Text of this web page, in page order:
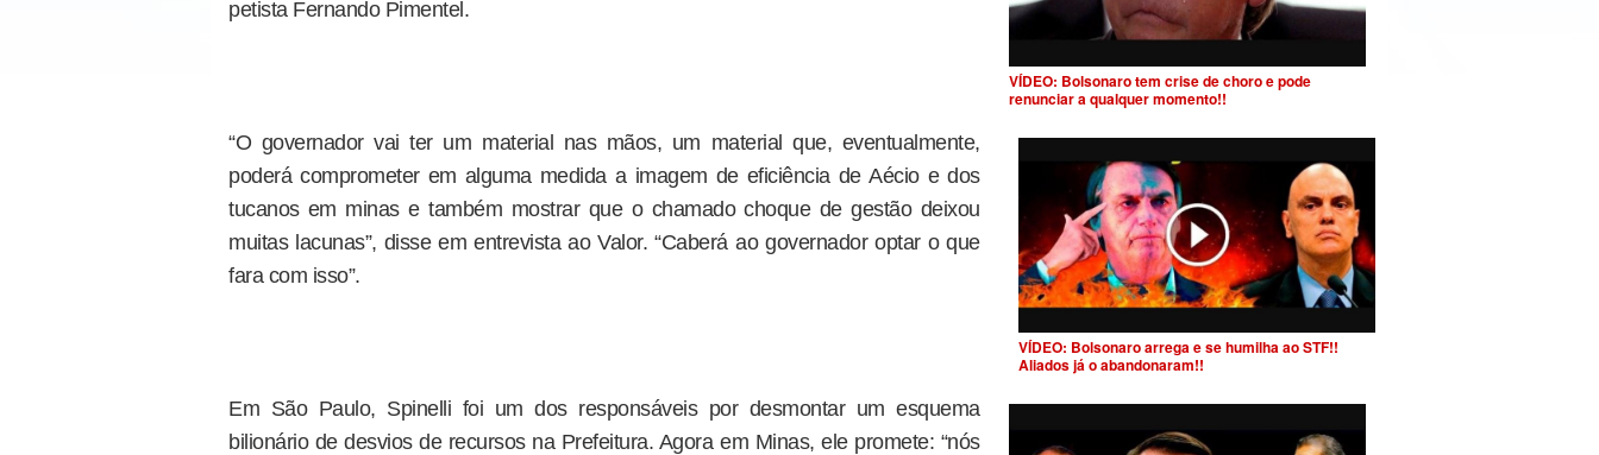
petista Fernando Pimentel.
“O governador vai ter um material nas mãos, um material que, eventualmente,
poderá comprometer em alguma medida a imagem de eficiência de Aécio e dos
tucanos em minas e também mostrar que o chamado choque de gestão deixou
muitas lacunas”, disse em entrevista ao Valor. “Caberá ao governador optar o que
fara com isso”.
Em São Paulo, Spinelli foi um dos responsáveis por desmontar um esquema
bilionário de desvios de recursos na Prefeitura. Agora em Minas, ele promete: “nós
VÍDEO: Bolsonaro tem crise de choro e pode
renunciar a qualquer momento!!
VÍDEO: Bolsonaro arrega e se humilha ao STF!!
Aliados já o abandonaram!!